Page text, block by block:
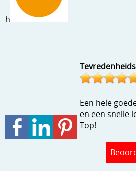
h
Een hele
en een snelle
Top!